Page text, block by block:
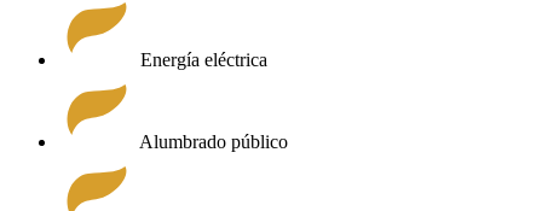
Energía eléctrica
Alumbrado público